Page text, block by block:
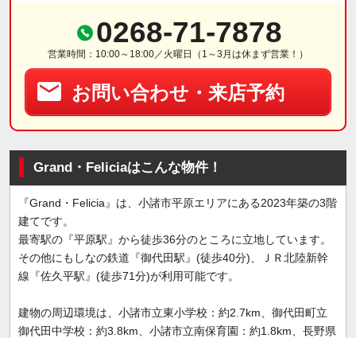
0268-71-7878
営業時間：10:00～18:00／火曜日（1～3月は休まず営業！）
お問い合わせ・来店予約
Grand・Feliciaはこんな物件！
『Grand・Felicia』は、小諸市平原エリアにある2023年築の3階
建てです。
最寄駅の『平原駅』から徒歩36分のところに立地しています。
その他にもしなの鉄道『御代田駅』(徒歩40分)、ＪＲ北陸新幹
線『佐久平駅』(徒歩71分)が利用可能です。
建物の周辺環境は、小諸市立東小学校：約2.7km、御代田町立
御代田中学校：約3.8km、小諸市立南保育園：約1.8km、長野県